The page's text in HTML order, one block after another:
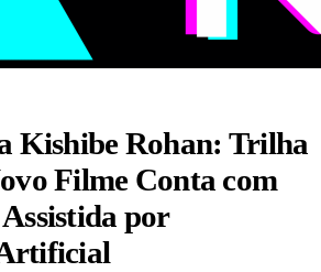
Kishibe Rohan: Trilha
Filme Conta com
por